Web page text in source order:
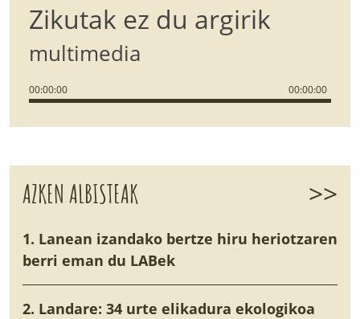
Zikutak ez du argirik
multimedia
00:00:00 00:00:00
AZKEN ALBISTEAK >>
1. Lanean izandako bertze hiru heriotzaren
berri eman du LABek
2. Landare: 34 urte elikadura ekologikoa